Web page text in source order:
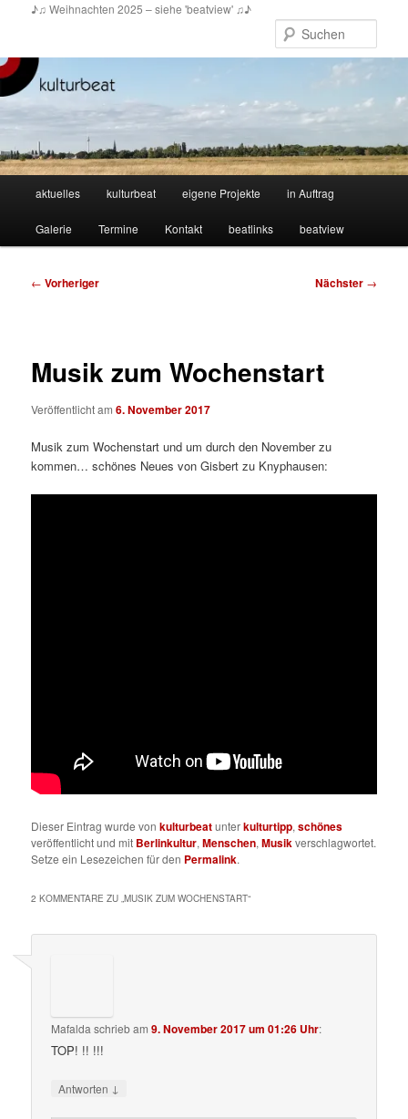
springen
♪♫ Weihnachten 2025 – siehe 'beatview' ♫♪
aktuelles kulturbeat eigene Projekte in Auftrag
Galerie Termine Kontakt beatlinks beatview
Beitragsnavigation
← Vorheriger Nächster →
Musik zum Wochenstart
Veröffentlicht am6. November 2017
Musik zum Wochenstart und um durch den November zu
kommen… schönes Neues von Gisbert zu Knyphausen:
Dieser Eintrag wurde vonkulturbeatunterkulturtipp,schönes
veröffentlicht und mit Berlinkultur,Menschen,Musikverschlagwortet.
Setze ein Lesezeichen für den Permalink.
2 KOMMENTARE ZU „MUSIK ZUM WOCHENSTART“
Mafalda schriebam9. November 2017 um 01:26 Uhr:
TOP! !! !!!
Antworten ↓